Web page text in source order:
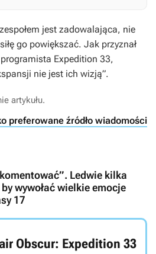
jest zadowalająca, nie
go powiększać. Jak przyznał
Expedition 33,
nie jest ich wizją”.
artykułu.
preferowane źródło wiadomości
Ledwie kilka
by wywołać wielkie emocje
17
Obscur: Expedition 33